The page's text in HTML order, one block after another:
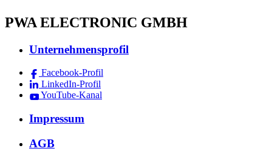
PWA ELECTRONIC GMBH
Unternehmensprofil
Facebook-Profil
LinkedIn-Profil
YouTube-Kanal
Impressum
AGB